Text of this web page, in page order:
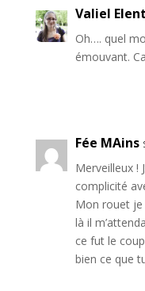
Valiel
Oh…. quel
émouvant.
Fée MAins
Merveilleux !
complicité
Mon rouet je
là il
ce fut le
bien ce que